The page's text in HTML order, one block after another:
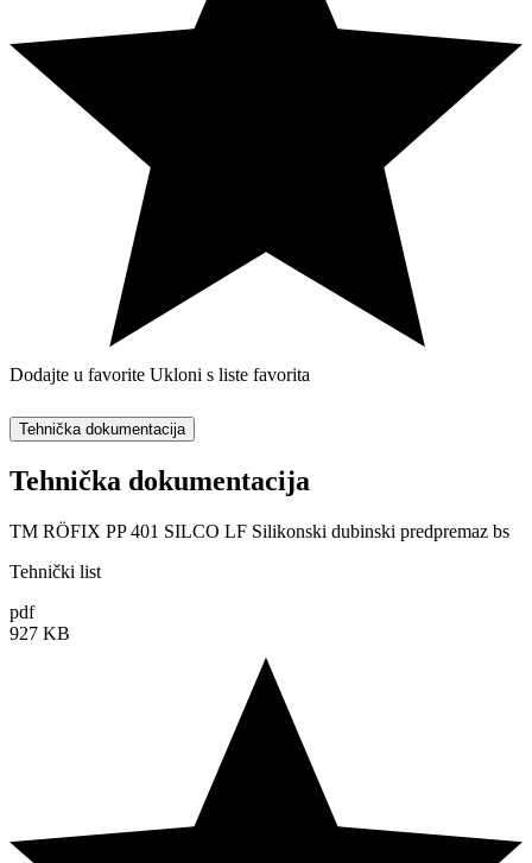
Dodajte u favorite Ukloni s liste favorita
Tehnička dokumentacija
Tehnička dokumentacija
TM RÖFIX PP 401 SILCO LF Silikonski dubinski predpremaz bs
Tehnički list
pdf
927 KB